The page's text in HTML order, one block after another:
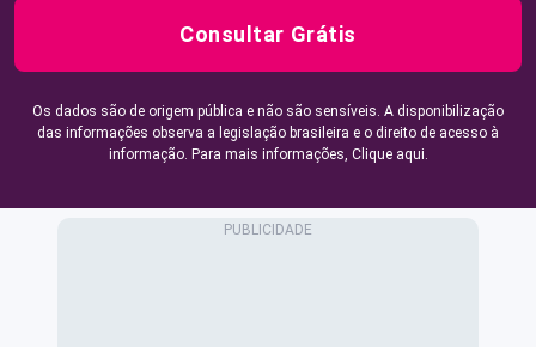
Consultar Grátis
Os dados são de origem pública e não são sensíveis. A disponibilização
das informações observa a legislação brasileira e o direito de acesso à
informação. Para mais informações, Clique aqui.